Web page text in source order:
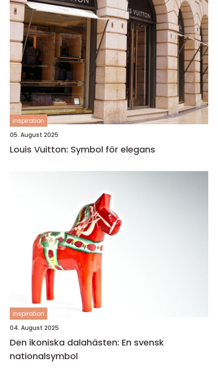
inspiration
05. August 2025
Louis Vuitton: Symbol för elegans
inspiration
04. August 2025
Den ikoniska dalahästen: En svensk
nationalsymbol